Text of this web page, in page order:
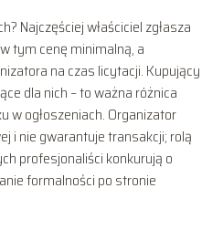
Najczęściej właściciel zgłasza
tym cenę minimalną, a
na czas licytacji. Kupujący
dla nich – to ważna różnica
w ogłoszeniach. Organizator
i nie gwarantuje transakcji; rolą
profesjonaliści konkurują o
formalności po stronie